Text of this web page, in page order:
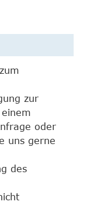
zur
oder
uns gerne
des